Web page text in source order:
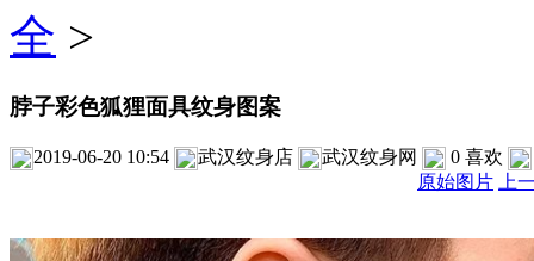
全 >
脖子彩色狐狸面具纹身图案
2019-06-20 10:54 武汉纹身店 武汉纹身网 0 喜欢
原始图片
上